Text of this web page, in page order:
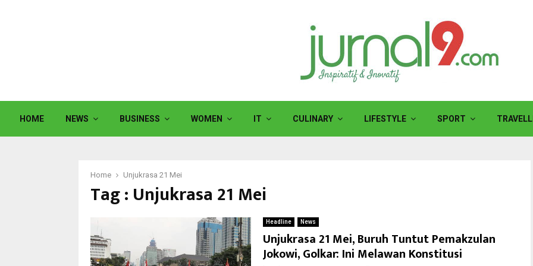
HOME NEWS BUSINESS WOMEN IT CULINARY LIFESTYLE SPORT
Home Unjukrasa 21 Mei
Tag : Unjukrasa 21 Mei
Headline News
Unjukrasa 21 Mei, Buruh Tuntut Pemakzulan
Jokowi, Golkar: Ini Melawan Konstitusi